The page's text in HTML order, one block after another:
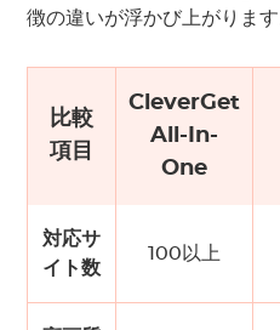
徴の違いが浮かび上がります
比較
項目
CleverGet
All-In-
One
対応サ
イト数
100以上